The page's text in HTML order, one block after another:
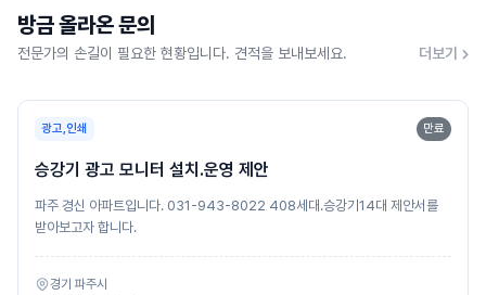
방금 올라온 문의
전문가의 손길이 필요한 현황입니다. 견적을 보내보세요. 더보기
광고,인쇄 만료
승강기 광고 모니터 설치.운영 제안
파주 경신 아파트입니다. 031-943-8022 408세대.승강기14대 제안서를
받아보고자 합니다.
경기 파주시